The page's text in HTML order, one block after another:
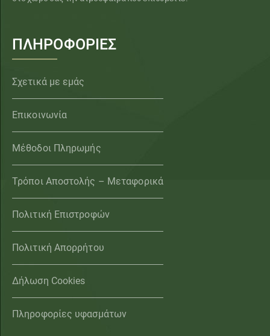
ΠΛΗΡΟΦΟΡΙΕΣ
Σχετικά με εμάς
Επικοινωνία
Μέθοδοι Πληρωμής
Τρόποι Αποστολής – Μεταφορικά
Πολιτική Επιστροφών
Πολιτική Απορρήτου
Δήλωση Cookies
Πληροφορίες υφασμάτων